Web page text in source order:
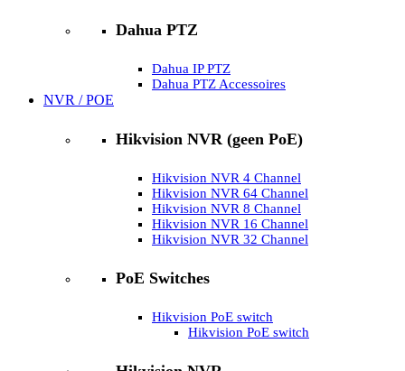
Dahua PTZ
Dahua IP PTZ
Dahua PTZ Accessoires
NVR / POE
Hikvision NVR (geen PoE)
Hikvision NVR 4 Channel
Hikvision NVR 64 Channel
Hikvision NVR 8 Channel
Hikvision NVR 16 Channel
Hikvision NVR 32 Channel
PoE Switches
Hikvision PoE switch
Hikvision PoE switch